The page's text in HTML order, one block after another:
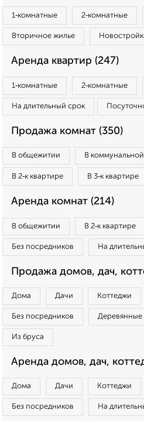
1‑комнатные 2‑комнатные
Вторичное жилье
Аренда квартир (247)
1‑комнатные 2‑комнатные
На длительный срок
Продажа комнат (350)
В общежитии В
В 2‑к квартире В 3‑к квартире
Аренда комнат (214)
В общежитии В 2‑к квартире
Без посредников На
Продажа домов, дач,
Дома Дачи Коттеджи
Без посредников Деревянные
Из бруса
Аренда домов, дач,
Дома Дачи Коттеджи
Без посредников На